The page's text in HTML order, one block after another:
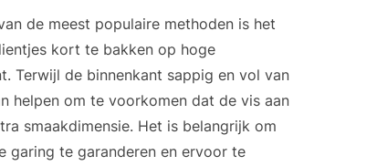
de meest populaire methoden is het
kort te bakken op hoge
Terwijl de binnenkant sappig en vol van
helpen om te voorkomen dat de vis aan
smaakdimensie. Het is belangrijk om
garing te garanderen en ervoor te